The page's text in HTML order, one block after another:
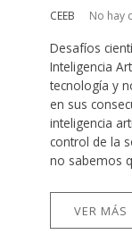
CEEB No hay
Desafíos
Inteligencia
tecnología y
en sus
inteligencia
control de la
no sabemos
VER MÁS